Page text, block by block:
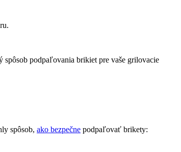
spôsob podpaľovania brikiet⁢ pre vaše ‍grilovacie
spôsob, ako bezpečne podpaľovať brikety: